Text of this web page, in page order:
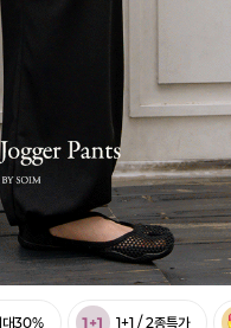
대30% 1+1 / 2종특가